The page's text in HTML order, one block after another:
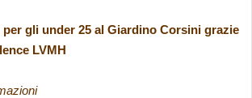
gli under 25 al Giardino Corsini grazie
LVMH